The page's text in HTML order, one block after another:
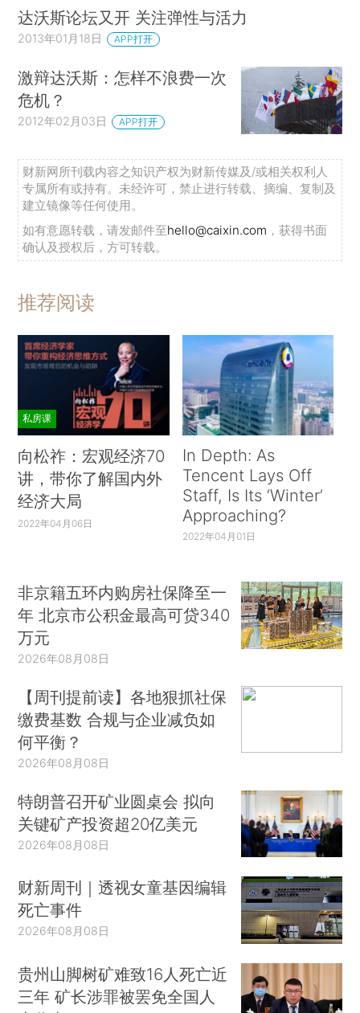
达沃斯论坛又开 关注弹性与活力
2013年01月18日 APP打开
激辩达沃斯：怎样不浪费一次
危机？
2012年02月03日 APP打开
财新网所刊载内容之知识产权为财新传媒及/或相关权利人
专属所有或持有。未经许可，禁止进行转载、摘编、复制及
建立镜像等任何使用。
如有意愿转载，请发邮件至hello@caixin.com ，获得书面
确认及授权后，方可转载。
推荐阅读
私房课
向松祚：宏观经济70
讲，带你了解国内外
经济大局
2022年04月06日
In Depth: As
Tencent Lays Off
Staff, Is Its ‘Winter’
Approaching?
2022年04月01日
非京籍五环内购房社保降至一
年 北京市公积金最高可贷340
万元
2026年08月08日
【周刊提前读】各地狠抓社保
缴费基数 合规与企业减负如
何平衡？
2026年08月08日
特朗普召开矿业圆桌会 拟向
关键矿产投资超20亿美元
2026年08月08日
财新周刊｜透视女童基因编辑
死亡事件
2026年08月08日
贵州山脚树矿难致16人死亡近
三年 矿长涉罪被罢免全国人